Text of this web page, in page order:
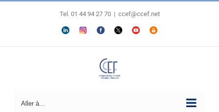
Passer
Tel. 01 44 94 27 70 | ccef@ccef.net
LINKEDIN
Personnaliser
FACEBOOK
X YOUTUBE
ESPACE
Aller à...